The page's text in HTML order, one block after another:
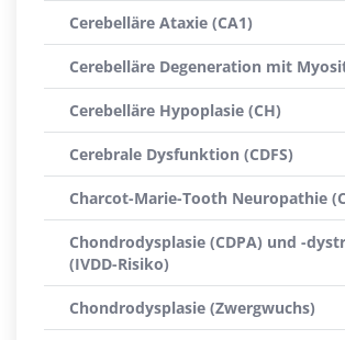
Cerebelläre Ataxie (CA1)
Cerebelläre Degeneration mit
Cerebelläre Hypoplasie (CH)
Cerebrale Dysfunktion (CDFS)
Charcot-Marie-Tooth Neuropathie
Chondrodysplasie (CDPA) und -
(IVDD-Risiko)
Chondrodysplasie (Zwergwuchs)